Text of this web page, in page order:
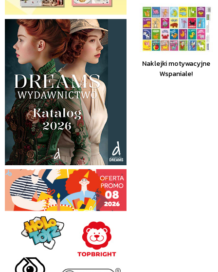
Naklejki motywacyjne
Wspaniale!